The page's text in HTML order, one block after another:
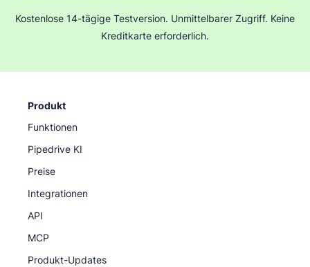
Kostenlose 14-tägige Testversion. Unmittelbarer Zugriff. Keine
Kreditkarte erforderlich.
Produkt
Funktionen
Pipedrive KI
Preise
Integrationen
API
MCP
Produkt-Updates